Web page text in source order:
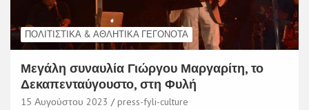
ΠΟΛΙΤΙΣΤΙΚΆ & ΑΘΛΗΤΙΚΆ ΓΕΓΟΝΌΤΑ
Μεγάλη συναυλία Γιώργου Μαργαρίτη, το
Δεκαπενταύγουστο, στη Φυλή
15 Αυγούστου 2023 press-fyli-culture